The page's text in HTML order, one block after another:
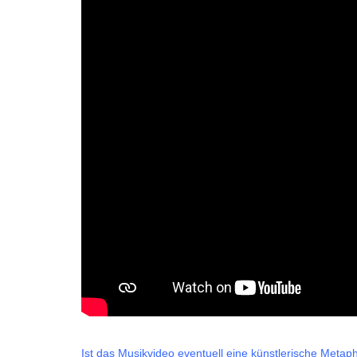
Ist das Musikvideo eventuell eine künstlerische